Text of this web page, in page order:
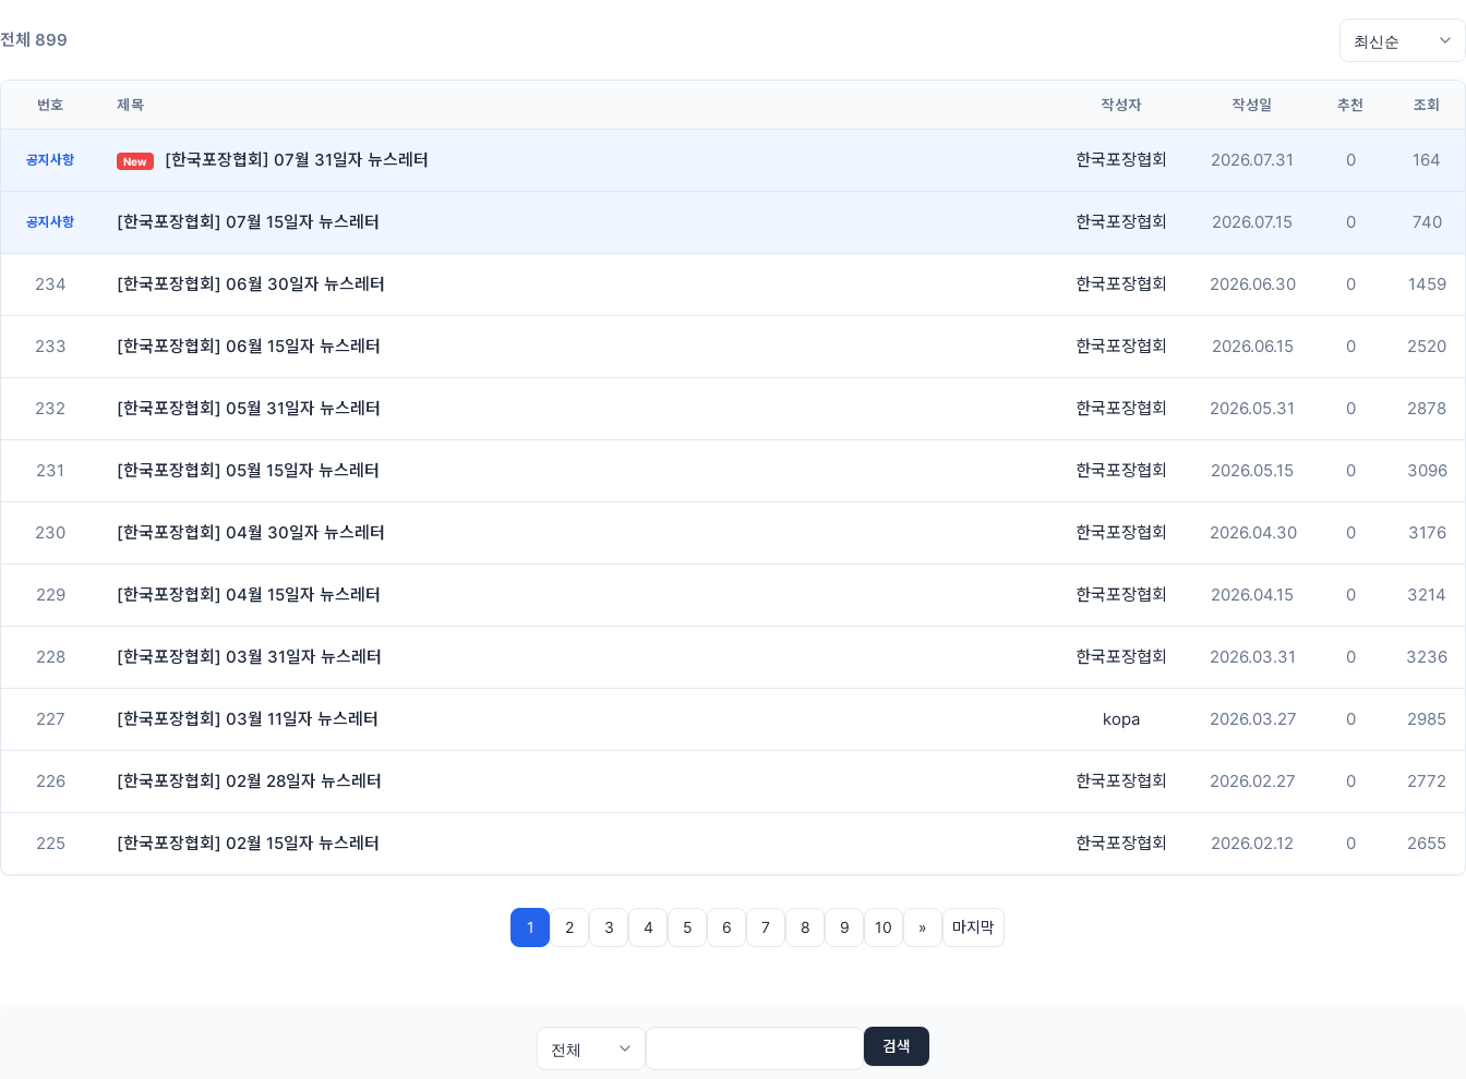
전체 899
번호 제목 작성자 작성일 추천 조회
공지사항 New [한국포장협회] 07월 31일자 뉴스레터 한국포장협회 2026.07.31 0 164
공지사항 [한국포장협회] 07월 15일자 뉴스레터 한국포장협회 2026.07.15 0 740
234 [한국포장협회] 06월 30일자 뉴스레터 한국포장협회 2026.06.30 0 1459
233 [한국포장협회] 06월 15일자 뉴스레터 한국포장협회 2026.06.15 0 2520
232 [한국포장협회] 05월 31일자 뉴스레터 한국포장협회 2026.05.31 0 2878
231 [한국포장협회] 05월 15일자 뉴스레터 한국포장협회 2026.05.15 0 3096
230 [한국포장협회] 04월 30일자 뉴스레터 한국포장협회 2026.04.30 0 3176
229 [한국포장협회] 04월 15일자 뉴스레터 한국포장협회 2026.04.15 0 3214
228 [한국포장협회] 03월 31일자 뉴스레터 한국포장협회 2026.03.31 0 3236
227 [한국포장협회] 03월 11일자 뉴스레터 kopa 2026.03.27 0 2985
226 [한국포장협회] 02월 28일자 뉴스레터 한국포장협회 2026.02.27 0 2772
225 [한국포장협회] 02월 15일자 뉴스레터 한국포장협회 2026.02.12 0 2655
1 2 3 4 5 6 7 8 9 10 » 마지막
검색